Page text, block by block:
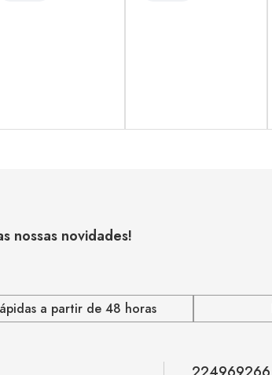
nossas novidades!
a partir de 48 horas